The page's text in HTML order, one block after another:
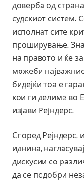
доверба од
судскиот систем.
исполнат сите
проширување.
на правото и ќе
можеби
бидејќи тоа е
кои ги делиме во
изјави Рејндерс.
Според Рејндерс,
иднина,
дискусии со
да се подобри